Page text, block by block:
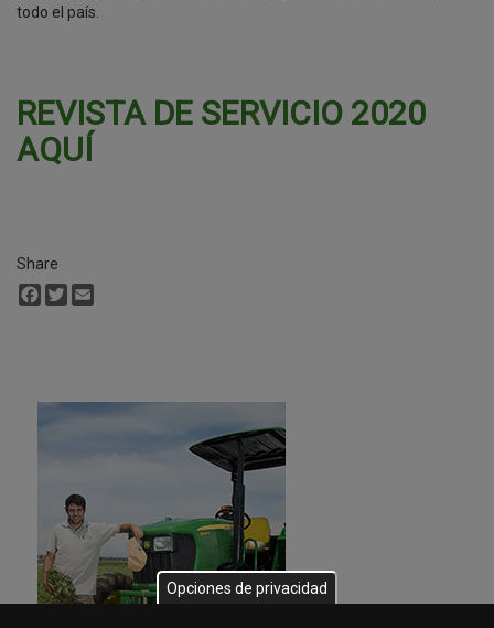
todo el país.
REVISTA DE SERVICIO 2020
AQUÍ
Share
Facebook
Twitter
Opciones de privacidad